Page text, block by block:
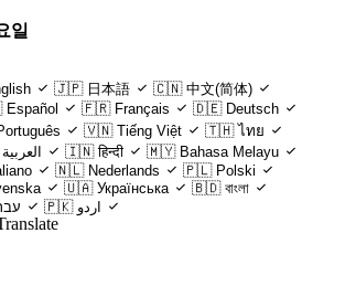
일
🇯🇵 日本語 🇨🇳 中文(简体)
Español 🇫🇷 Français 🇩🇪 Deutsch
🇻🇳 Tiếng Việt 🇹🇭 ไทย
العربية 🇮🇳 हिन्दी 🇲🇾 Bahasa Melayu
🇳🇱 Nederlands 🇵🇱 Polski
🇺🇦 Українська 🇧🇩 বাংলা
🇵🇰 اردو